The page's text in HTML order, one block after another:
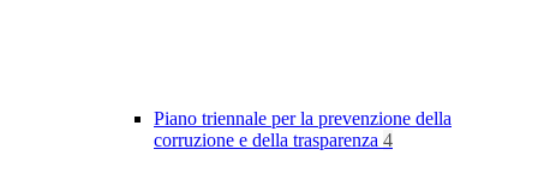
Piano triennale per la prevenzione della
corruzione e della trasparenza 4